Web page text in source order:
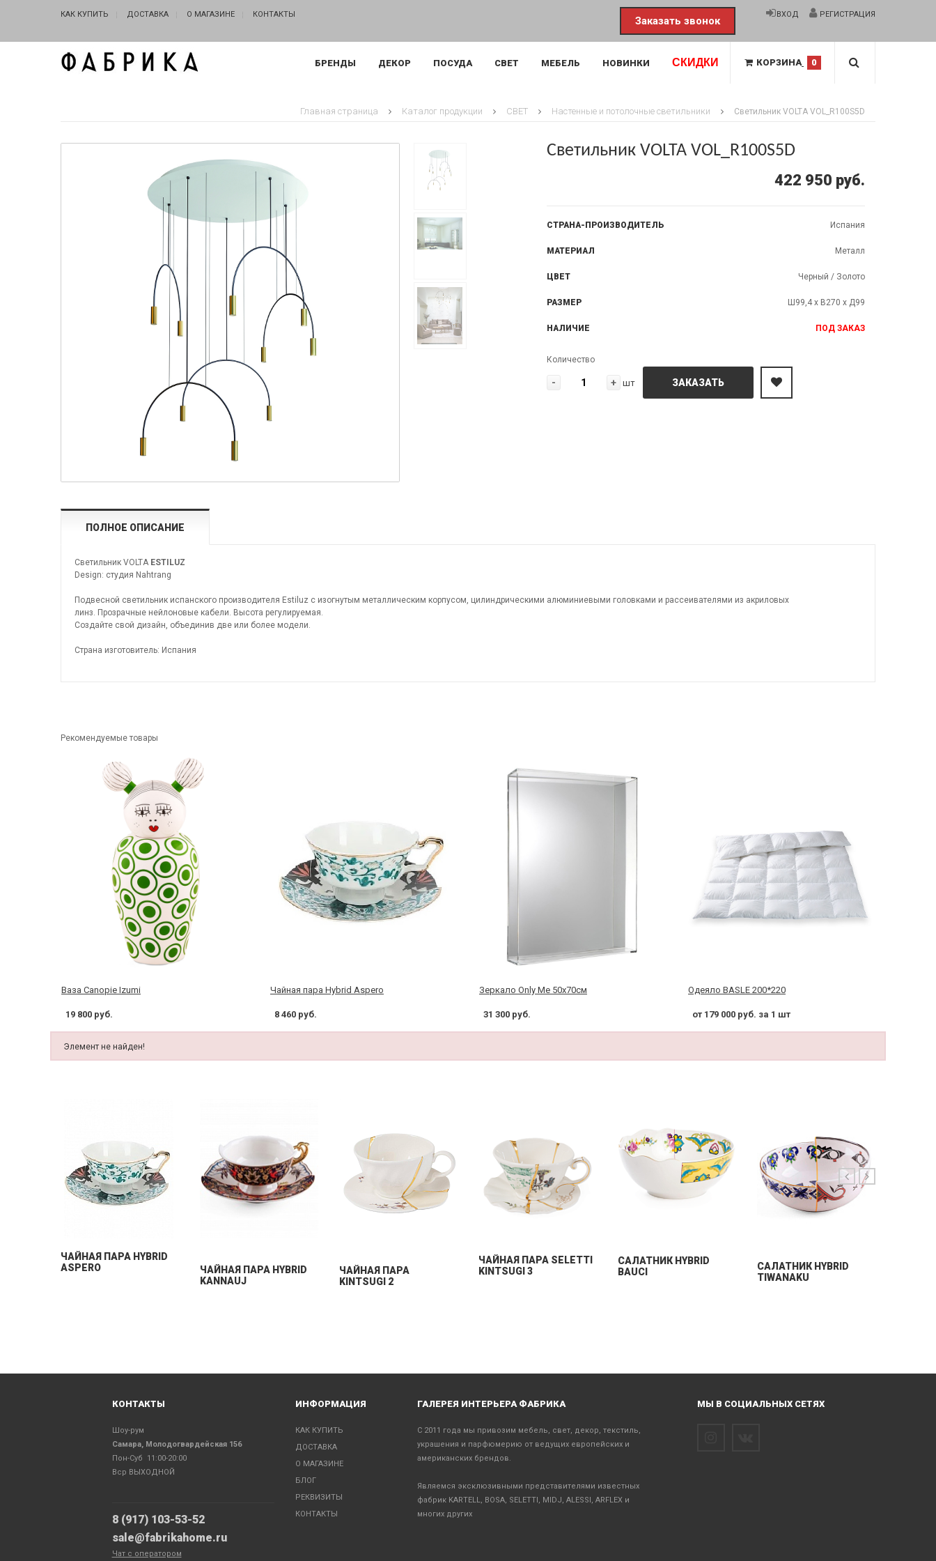
КАК КУПИТЬ ДОСТАВКА О МАГАЗИНЕ КОНТАКТЫ ВХОД РЕГИСТРАЦИЯ
Заказать звонок
КОРЗИНА 0
БРЕНДЫ ДЕКОР ПОСУДА СВЕТ МЕБЕЛЬ НОВИНКИ СКИДКИ
Главная страница Каталог продукции СВЕТ Настенные и потолочные светильники Светильник VOLTA VOL_R100S5D
Светильник VOLTA VOL_R100S5D
422 950 руб.
СТРАНА-ПРОИЗВОДИТЕЛЬ Испания
МАТЕРИАЛ Металл
ЦВЕТ Черный / Золото
РАЗМЕР Ш99,4 x В270 x Д99
НАЛИЧИЕ ПОД ЗАКАЗ
Количество
- + шт ЗАКАЗАТЬ
ПОЛНОЕ ОПИСАНИЕ
Светильник VOLTA ESTILUZ
Design: студия Nahtrang
Подвесной светильник испанского производителя Estiluz с изогнутым металлическим корпусом, цилиндрическими алюминиевыми головками и расcеивателями из акриловых
линз. Прозрачные нейлоновые кабели. Высота регулируемая.
Создайте свой дизайн, объединив две или более модели.
Страна изготовитель: Испания
Рекомендуемые товары
Ваза Canopie Izumi
19 800 руб.
Чайная пара Hybrid Aspero
8 460 руб.
Зеркало Only Me 50x70см
31 300 руб.
Одеяло BASLE 200*220
от 179 000 руб. за 1 шт
Элемент не найден!
ЧАЙНАЯ ПАРА HYBRID
ASPERO
ЧАЙНАЯ ПАРА HYBRID
KANNAUJ
ЧАЙНАЯ ПАРА
KINTSUGI 2
ЧАЙНАЯ ПАРА SELETTI
KINTSUGI 3
CАЛАТНИК HYBRID
BAUCI
CАЛАТНИК HYBRID
TIWANAKU
КОНТАКТЫ
Шоу-рум
Самара, Молодогвардейская 156
Пон-Суб 11:00-20:00
Вср ВЫХОДНОЙ
8 (917) 103-53-52
sale@fabrikahome.ru
Чат с оператором
ИНФОРМАЦИЯ
КАК КУПИТЬ
ДОСТАВКА
О МАГАЗИНЕ
БЛОГ
РЕКВИЗИТЫ
КОНТАКТЫ
ГАЛЕРЕЯ ИНТЕРЬЕРА ФАБРИКА
С 2011 года мы привозим мебель, свет, декор, текстиль,
украшения и парфюмерию от ведущих европейских и
американских брендов.
Являемся эксклюзивными представителями известных
фабрик KARTELL, BOSA, SELETTI, MIDJ, ALESSI, ARFLEX и
многих других
МЫ В СОЦИАЛЬНЫХ СЕТЯХ